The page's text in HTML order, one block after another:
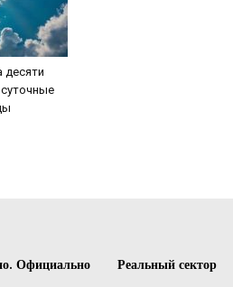
десяти
Официально Реальный сектор